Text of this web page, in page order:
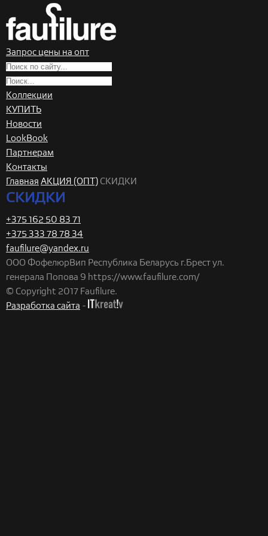
Запрос цены на опт
Коллекции
КУПИТЬ
Новости
LookBook
Партнерам
Контакты
Главная АКЦИЯ (ОПТ) СКИДКИ
СКИДКИ
+375 162 50 83 71
+375 333 78 78 34
faufilure@yandex.ru
ООО ФофелюрВип Республика Беларусь г.Брест ул.
генерала Попова 9 https://www.faufilure.com/
© Copyright 2017 Faufilure.
Разработка сайта -